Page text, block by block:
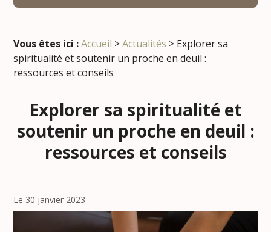
Vous êtes ici : Accueil >Actualités > Explorer sa
spiritualité et soutenir un proche en deuil :
ressources et conseils
Explorer sa spiritualité et
soutenir un proche en deuil :
ressources et conseils
Le 30 janvier 2023